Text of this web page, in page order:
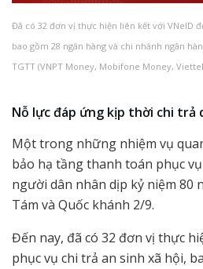
Đã có 32 đơn vị thực hiện liên kết với VNeID
bao gồm 28 ngân hàng và chi nhánh ngân
TGTT (VNPT Money, Mobifone Money,
Nỗ lực đáp ứng kịp thời chi trả
Một trong những nhiệm vụ
bảo hạ tầng thanh toán phục
người dân nhân dịp kỷ niệm 80
Tám và Quốc khánh 2/9.
Đến nay, đã có 32 đơn vị thực
phục vụ chi trả an sinh xã hội,